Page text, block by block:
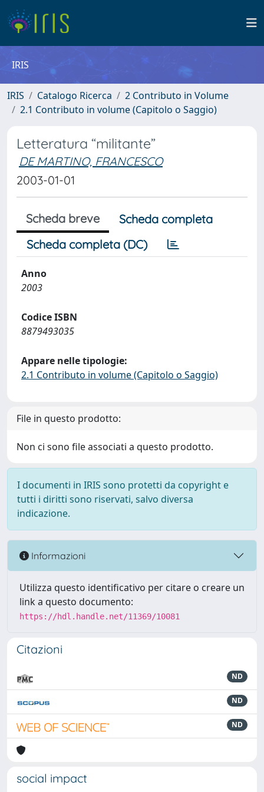
IRIS
IRIS Catalogo Ricerca
2 Contributo in Volume
2.1 Contributo in volume (Capitolo o Saggio)
Letteratura “militante”
DE MARTINO, FRANCESCO
2003-01-01
Scheda breve
Scheda completa
Scheda completa (DC)
Anno
2003
Codice ISBN
8879493035
Appare nelle tipologie:
2.1 Contributo in volume (Capitolo o Saggio)
File in questo prodotto:
Non ci sono file associati a questo prodotto.
I documenti in IRIS sono protetti da copyright e
tutti i diritti sono riservati, salvo diversa
indicazione.
Informazioni
Utilizza questo identificativo per citare o creare un
link a questo documento:
https://hdl.handle.net/11369/10081
Citazioni
ND
ND
ND
social impact